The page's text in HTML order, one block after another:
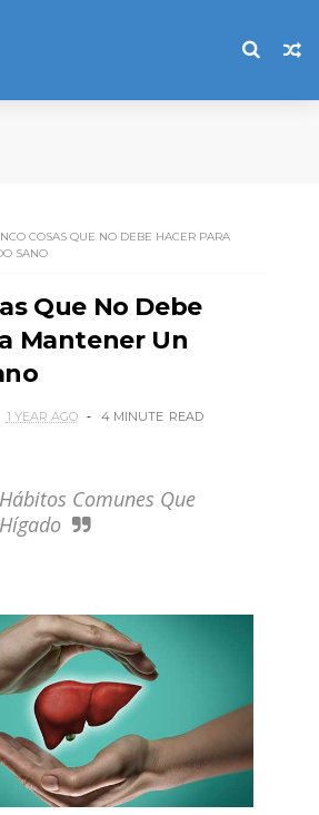
COSAS QUE NO DEBE HACER PARA
SANO
Que No Debe
Mantener Un
1 YEAR AGO 4 MINUTE READ
Comunes Que